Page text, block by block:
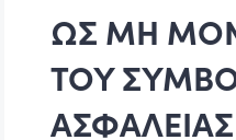
ΩΣ ΜΗ
ΤΟΥ